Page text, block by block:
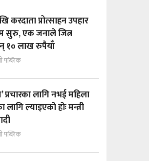
करदाता प्रोत्साहन उपहार
सुरु, एक जनाले जित्न
१० लाख रुपैयाँ
पब्लिक
प्रचारका लागि नभई महिला
लागि ल्याइएको होः मन्त्री
पब्लिक